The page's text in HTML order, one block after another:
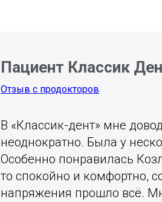
Пациент Классик
Отзыв с продокторов
В «Классик-дент» мне
неоднократно. Была у
Особенно понравилась
то спокойно и комфортно,
напряжения прошло всё.